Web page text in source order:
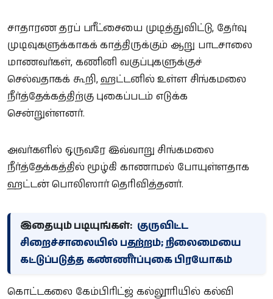
சாதாரண தரப் பரீட்சையை முடித்துவிட்டு, தேர்வு
முடிவுகளுக்காகக் காத்திருக்கும் ஆறு பாடசாலை
மாணவர்கள், கணினி வகுப்புகளுக்குச்
செல்வதாகக் கூறி, ஹட்டனில் உள்ள சிங்கமலை
நீர்த்தேக்கத்திற்கு புகைப்படம் எடுக்க
சென்றுள்ளனர்.
அவர்களில் ஒருவரே இவ்வாறு சிங்கமலை
நீர்த்தேக்கத்தில் மூழ்கி காணாமல் போயுள்ளதாக
ஹட்டன் பொலிஸார் தெரிவித்தனர்.
இதையும் படியுங்கள்: குருவிட்ட
சிறைச்சாலையில் பதற்றம்; நிலைமையை
கட்டுப்படுத்த கண்ணீர்ப்புகை பிரயோகம்
கொட்டகலை கேம்பிரிட்ஜ் கல்லூரியில் கல்வி